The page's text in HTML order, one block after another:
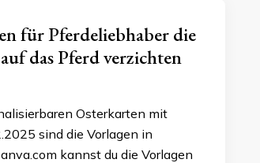
für Pferdeliebhaber die
das Pferd verzichten
Osterkarten mit
sind die Vorlagen in
kannst du die Vorlagen